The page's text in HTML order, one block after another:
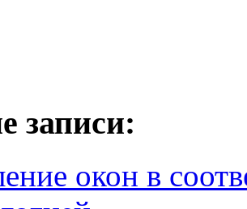
записи:
окон в